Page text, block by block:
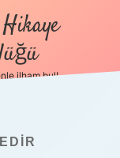
ilham bul!